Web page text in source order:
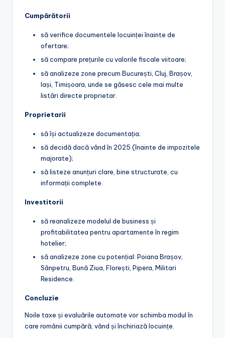
Cumpărătorii
să verifice documentele locuinței înainte de
ofertare;
să compare prețurile cu valorile fiscale viitoare;
să analizeze zone precum București, Cluj, Brașov,
Iași, Timișoara, unde se găsesc cele mai multe
listări directe proprietar.
Proprietarii
să își actualizeze documentația;
să decidă dacă vând în 2025 (înainte de impozitele
majorate);
să listeze anunțuri clare, bine structurate, cu
informații complete.
Investitorii
să reanalizeze modelul de business și
profitabilitatea pentru apartamente în regim
hotelier;
să analizeze zone cu potențial: Poiana Brașov,
Sânpetru, Bună Ziua, Florești, Pipera, Militari
Residence.
Concluzie
Noile taxe și evaluările automate vor schimba modul în
care românii cumpără, vând și închiriază locuințe.